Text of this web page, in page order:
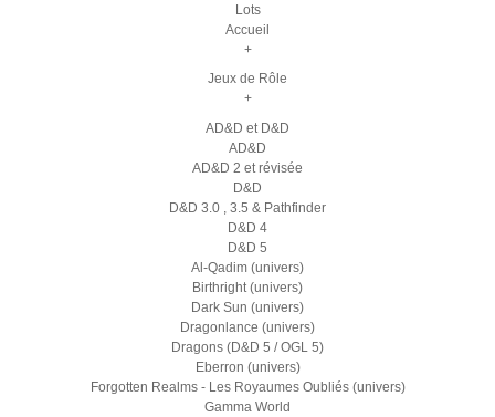
Lots
Accueil
+
Jeux de Rôle
+
AD&D et D&D
AD&D
AD&D 2 et révisée
D&D
D&D 3.0 , 3.5 & Pathfinder
D&D 4
D&D 5
Al-Qadim (univers)
Birthright (univers)
Dark Sun (univers)
Dragonlance (univers)
Dragons (D&D 5 / OGL 5)
Eberron (univers)
Forgotten Realms - Les Royaumes Oubliés (univers)
Gamma World